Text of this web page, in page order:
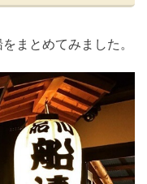
まとめてみました。